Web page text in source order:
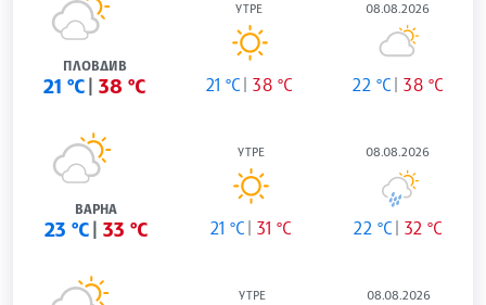
ПЛОВДИВ
21 °C 38 °C
УТРЕ
21 °C 38 °C
08.08.2026
22 °C 38 °C
ВАРНА
23 °C 33 °C
УТРЕ
21 °C 31 °C
08.08.2026
22 °C 32 °C
УТРЕ 08.08.2026